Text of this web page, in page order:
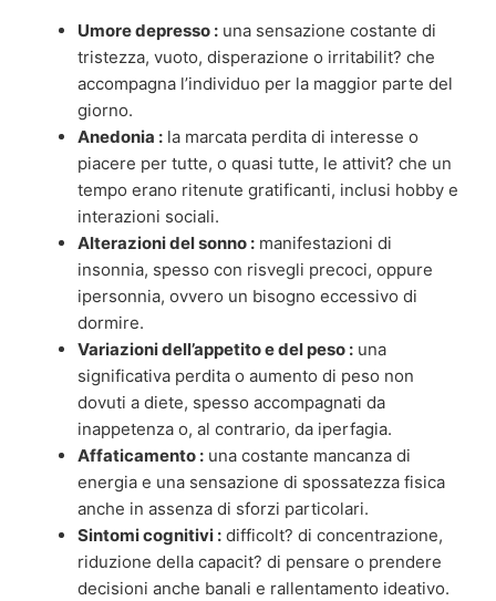
Umore depresso : una sensazione costante di
tristezza, vuoto, disperazione o irritabilit? che
accompagna l’individuo per la maggior parte del
giorno.
Anedonia : la marcata perdita di interesse o
piacere per tutte, o quasi tutte, le attivit? che un
tempo erano ritenute gratificanti, inclusi hobby e
interazioni sociali.
Alterazioni del sonno : manifestazioni di
insonnia, spesso con risvegli precoci, oppure
ipersonnia, ovvero un bisogno eccessivo di
dormire.
Variazioni dell’appetito e del peso : una
significativa perdita o aumento di peso non
dovuti a diete, spesso accompagnati da
inappetenza o, al contrario, da iperfagia.
Affaticamento : una costante mancanza di
energia e una sensazione di spossatezza fisica
anche in assenza di sforzi particolari.
Sintomi cognitivi : difficolt? di concentrazione,
riduzione della capacit? di pensare o prendere
decisioni anche banali e rallentamento ideativo.